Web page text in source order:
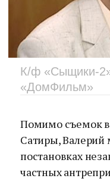
К/ф «Сыщики-
«ДомФильм»
Помимо съемок в
Сатиры, Валерий
постановках
частных